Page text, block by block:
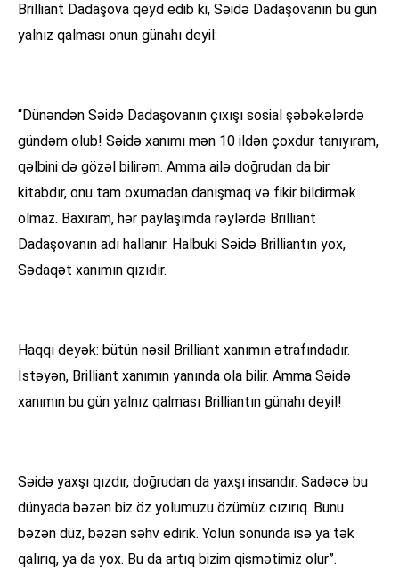
Brilliant Dadaşova qeyd edib ki, Səidə Dadaşovanın bu gün
yalnız qalması onun günahı deyil:
“Dünəndən Səidə Dadaşovanın çıxışı sosial şəbəkələrdə
gündəm olub! Səidə xanımı mən 10 ildən çoxdur tanıyıram,
qəlbini də gözəl bilirəm. Amma ailə doğrudan da bir
kitabdır, onu tam oxumadan danışmaq və fikir bildirmək
olmaz. Baxıram, hər paylaşımda rəylərdə Brilliant
Dadaşovanın adı hallanır. Halbuki Səidə Brilliantın yox,
Sədaqət xanımın qızıdır.
Haqqı deyək: bütün nəsil Brilliant xanımın ətrafındadır.
İstəyən, Brilliant xanımın yanında ola bilir. Amma Səidə
xanımın bu gün yalnız qalması Brilliantın günahı deyil!
Səidə yaxşı qızdır, doğrudan da yaxşı insandır. Sadəcə bu
dünyada bəzən biz öz yolumuzu özümüz cızırıq. Bunu
bəzən düz, bəzən səhv edirik. Yolun sonunda isə ya tək
qalırıq, ya da yox. Bu da artıq bizim qismətimiz olur”.